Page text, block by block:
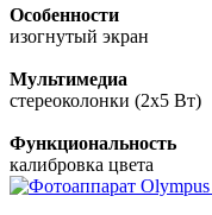
Особенности
изогнутый экран
Мультимедиа
стереоколонки (2x5 Вт)
Функциональность
калибровка цвета